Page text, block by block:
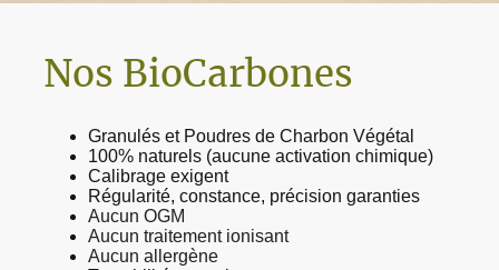
Nos BioCarbones
Granulés et Poudres de Charbon Végétal
100% naturels (aucune activation chimique)
Calibrage exigent
Régularité, constance, précision garanties
Aucun OGM
Aucun traitement ionisant
Aucun allergène